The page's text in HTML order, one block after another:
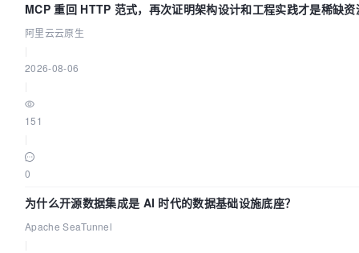
MCP 重回 HTTP 范式，再次证明架构设计和工程实践才是稀缺资
阿里云云原生
2026-08-06
151
0
为什么开源数据集成是 AI 时代的数据基础设施底座？
Apache SeaTunnel